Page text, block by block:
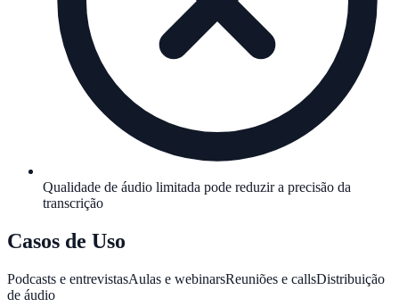
Qualidade de áudio limitada pode reduzir a precisão da
transcrição
Casos de Uso
Podcasts e entrevistasAulas e webinarsReuniões e callsDistribuição
de áudio